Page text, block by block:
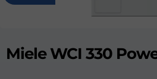
Miele WCI 330